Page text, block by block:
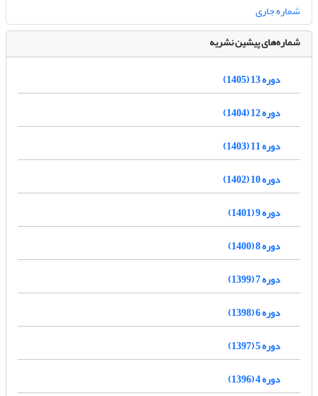
شماره جاری
شماره‌های پیشین نشریه
دوره 13 (1405)
دوره 12 (1404)
دوره 11 (1403)
دوره 10 (1402)
دوره 9 (1401)
دوره 8 (1400)
دوره 7 (1399)
دوره 6 (1398)
دوره 5 (1397)
دوره 4 (1396)